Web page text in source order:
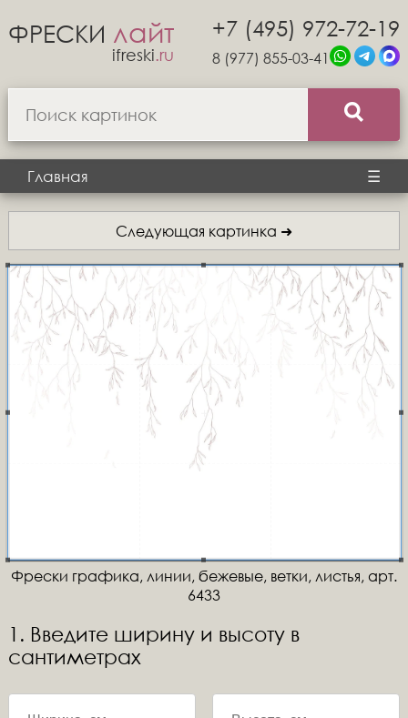
ФРЕСКИ лайт
ifreski.ru
+7 (495) 972-72-19
8 (977) 855-03-41
Главная ☰
Следующая картинка ➜
Фрески графика, линии, бежевые, ветки, листья, арт.
6433
1. Введите ширину и высоту в
сантиметрах